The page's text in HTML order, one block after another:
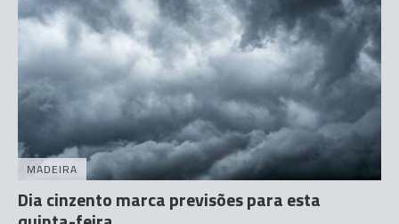
MADEIRA
Dia cinzento marca previsões para esta